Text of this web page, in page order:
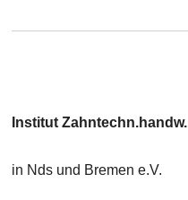
Institut Zahntechn.handw.
in Nds und Bremen e.V.